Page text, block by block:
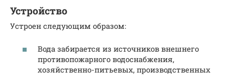
Устройство
Устроен следующим образом:
Вода забирается из источников внешнего
противопожарного водоснабжения,
хозяйственно-питьевых, производственных